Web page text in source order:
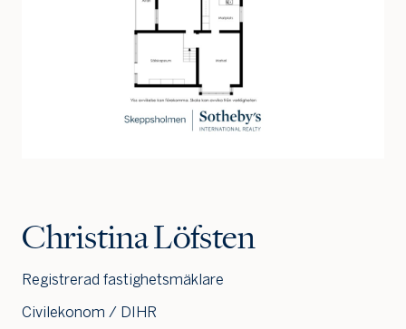
Christina Löfsten
Registrerad fastighetsmäklare
Civilekonom / DIHR